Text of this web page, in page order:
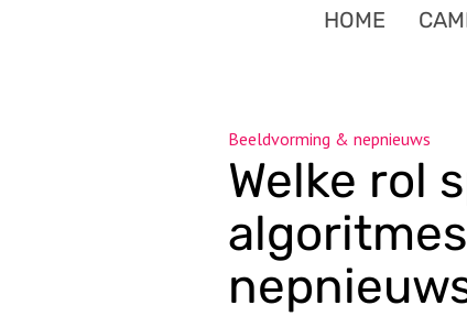
HOME
Beeldvorming & nepnieuws
Welke rol